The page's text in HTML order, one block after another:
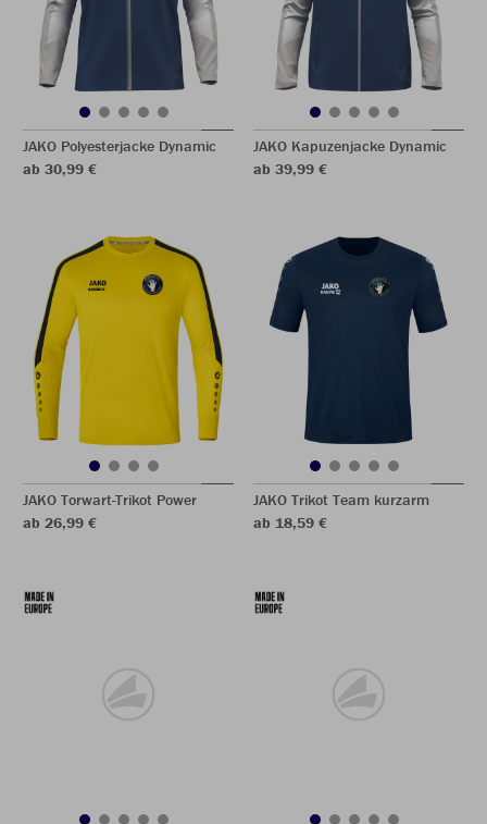
JAKO Polyesterjacke Dynamic
ab 30,99 €
JAKO Kapuzenjacke Dynamic
ab 39,99 €
JAKO Torwart-Trikot Power
ab 26,99 €
JAKO Trikot Team kurzarm
ab 18,59 €